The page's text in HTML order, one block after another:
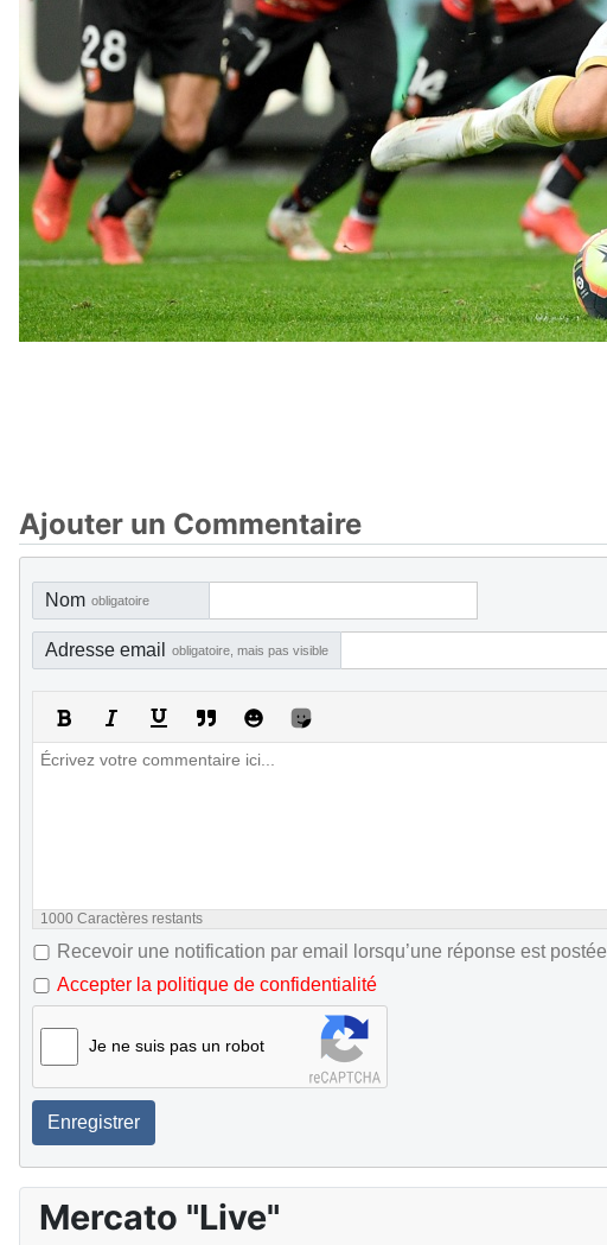
Ajouter un Commentaire
Nom obligatoire
Adresse email obligatoire, mais pas visible
1000 Caractères restants
Recevoir une notification par email lorsqu’une réponse est postée
Accepter la politique de confidentialité
Je ne suis pas un robot
Enregistrer
Mercato "Live"